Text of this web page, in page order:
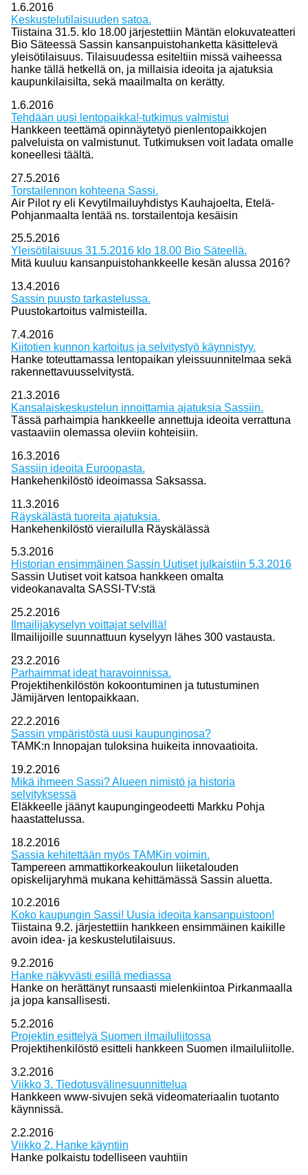
1.6.2016
Keskustelutilaisuuden satoa.
Tiistaina 31.5. klo 18.00 järjestettiin Mäntän elokuvateatteri
Bio Säteessä Sassin kansanpuistohanketta käsittelevä
yleisötilaisuus. Tilaisuudessa esiteltiin missä vaiheessa
hanke tällä hetkellä on, ja millaisia ideoita ja ajatuksia
kaupunkilaisilta, sekä maailmalta on kerätty.
1.6.2016
Tehdään uusi lentopaikka!-tutkimus valmistui
Hankkeen teettämä opinnäytetyö pienlentopaikkojen
palveluista on valmistunut. Tutkimuksen voit ladata omalle
koneellesi täältä.
27.5.2016
Torstailennon kohteena Sassi.
Air Pilot ry eli Kevytilmailuyhdistys Kauhajoelta, Etelä-
Pohjanmaalta lentää ns. torstailentoja kesäisin
25.5.2016
Yleisötilaisuus 31.5.2016 klo 18.00 Bio Säteellä.
Mitä kuuluu kansanpuistohankkeelle kesän alussa 2016?
13.4.2016
Sassin puusto tarkastelussa.
Puustokartoitus valmisteilla.
7.4.2016
Kiitotien kunnon kartoitus ja selvitystyö käynnistyy.
Hanke toteuttamassa lentopaikan yleissuunnitelmaa sekä
rakennettavuusselvitystä.
21.3.2016
Kansalaiskeskustelun innoittamia ajatuksia Sassiin.
Tässä parhaimpia hankkeelle annettuja ideoita verrattuna
vastaaviin olemassa oleviin kohteisiin.
16.3.2016
Sassiin ideoita Euroopasta.
Hankehenkilöstö ideoimassa Saksassa.
11.3.2016
Räyskälästä tuoreita ajatuksia.
Hankehenkilöstö vierailulla Räyskälässä
5.3.2016
Historian ensimmäinen Sassin Uutiset julkaistiin 5.3.2016
Sassin Uutiset voit katsoa hankkeen omalta
videokanavalta SASSI-TV:stä
25.2.2016
Ilmailijakyselyn voittajat selvillä!
Ilmailijoille suunnattuun kyselyyn lähes 300 vastausta.
23.2.2016
Parhaimmat ideat haravoinnissa.
Projektihenkilöstön kokoontuminen ja tutustuminen
Jämijärven lentopaikkaan.
22.2.2016
Sassin ympäristöstä uusi kaupunginosa?
TAMK:n Innopajan tuloksina huikeita innovaatioita.
19.2.2016
Mikä ihmeen Sassi? Alueen nimistö ja historia
selvityksessä
Eläkkeelle jäänyt kaupungingeodeetti Markku Pohja
haastattelussa.
18.2.2016
Sassia kehitettään myös TAMKin voimin.
Tampereen ammattikorkeakoulun liiketalouden
opiskelijaryhmä mukana kehittämässä Sassin aluetta.
10.2.2016
Koko kaupungin Sassi! Uusia ideoita kansanpuistoon!
Tiistaina 9.2. järjestettiin hankkeen ensimmäinen kaikille
avoin idea- ja keskustelutilaisuus.
9.2.2016
Hanke näkyvästi esillä mediassa
Hanke on herättänyt runsaasti mielenkiintoa Pirkanmaalla
ja jopa kansallisesti.
5.2.2016
Projektin esittelyä Suomen ilmailuliitossa
Projektihenkilöstö esitteli hankkeen Suomen ilmailuliitolle.
3.2.2016
Viikko 3. Tiedotusvälinesuunnittelua
Hankkeen www-sivujen sekä videomateriaalin tuotanto
käynnissä.
2.2.2016
Viikko 2. Hanke käyntiin
Hanke polkaistu todelliseen vauhtiin